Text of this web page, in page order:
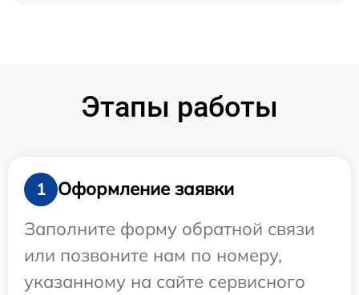
Этапы работы
1
Оформление заявки
Заполните форму обратной связи
или позвоните нам по номеру,
указанному на сайте сервисного